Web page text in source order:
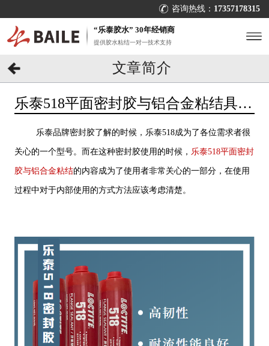
咨询热线： 17357178315
“乐泰胶水” 30年经销商
提供胶水粘结一对一技术支持
文章简介
乐泰518平面密封胶与铝合金粘结具体
乐泰品牌密封胶了解的时候，乐泰518成为了各位需求者很
关心的一个型号。而在这种密封胶使用的时候， 乐泰518平面密封
胶与铝合金粘结的内容成为了使用者非常关心的一部分，在使用
过程中对于内部使用的方式方法应该考虑清楚。